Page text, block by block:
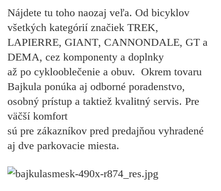
Nájdete tu toho naozaj veľa. Od bicyklov
všetkých kategórií značiek TREK,
LAPIERRE, GIANT, CANNONDALE, GT a
DEMA, cez komponenty a doplnky
až po cyklooblečenie a obuv. Okrem tovaru
Bajkula ponúka aj odborné poradenstvo,
osobný prístup a taktiež kvalitný servis. Pre
väčší komfort
sú pre zákazníkov pred predajňou vyhradené
aj dve parkovacie miesta.